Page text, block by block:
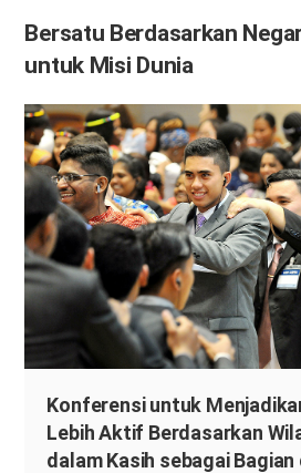
Bersatu Berdasarkan
untuk Misi Dunia
Konferensi untuk
Lebih Aktif Berdasarkan
dalam Kasih sebagai